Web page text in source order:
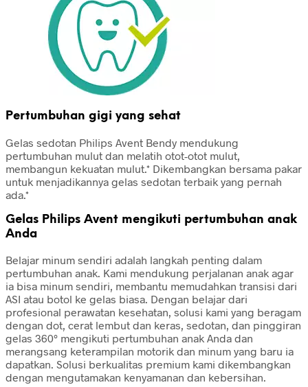
Pertumbuhan gigi yang sehat
Gelas sedotan Philips Avent Bendy mendukung
pertumbuhan mulut dan melatih otot-otot mulut,
membangun kekuatan mulut.* Dikembangkan bersama pakar
untuk menjadikannya gelas sedotan terbaik yang pernah
ada.*
Gelas Philips Avent mengikuti pertumbuhan anak
Anda
Belajar minum sendiri adalah langkah penting dalam
pertumbuhan anak. Kami mendukung perjalanan anak agar
ia bisa minum sendiri, membantu memudahkan transisi dari
ASI atau botol ke gelas biasa. Dengan belajar dari
profesional perawatan kesehatan, solusi kami yang beragam
dengan dot, cerat lembut dan keras, sedotan, dan pinggiran
gelas 360° mengikuti pertumbuhan anak Anda dan
merangsang keterampilan motorik dan minum yang baru ia
dapatkan. Solusi berkualitas premium kami dikembangkan
dengan mengutamakan kenyamanan dan kebersihan.